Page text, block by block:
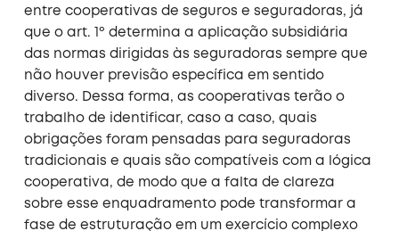
entre cooperativas de seguros e seguradoras, já
que o art. 1º determina a aplicação subsidiária
das normas dirigidas às seguradoras sempre que
não houver previsão específica em sentido
diverso. Dessa forma, as cooperativas terão o
trabalho de identificar, caso a caso, quais
obrigações foram pensadas para seguradoras
tradicionais e quais são compatíveis com a lógica
cooperativa, de modo que a falta de clareza
sobre esse enquadramento pode transformar a
fase de estruturação em um exercício complexo